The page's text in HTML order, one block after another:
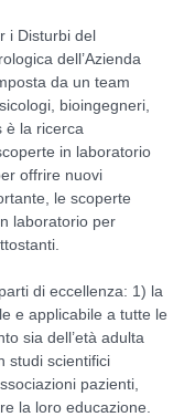
i Disturbi del
dell’Azienda
da un team
bioingegneri,
è la ricerca
in laboratorio
offrire nuovi
le scoperte
laboratorio per
di eccellenza: 1) la
e applicabile a tutte le
sia dell’età adulta
studi scientifici
pazienti,
la loro educazione.